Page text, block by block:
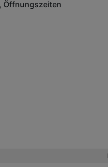
Öffnungszeiten